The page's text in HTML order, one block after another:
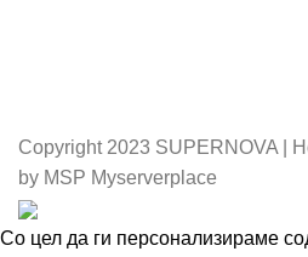
Copyright 2023 SUPERNOVA |
by MSP Myserverplace
Со цел да ги персонализираме